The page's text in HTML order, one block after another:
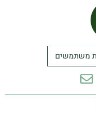
משתמשים